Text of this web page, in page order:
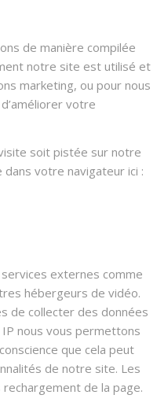
de manière compilée
notre site est utilisé et
marketing, ou pour nous
votre
soit pistée sur notre
votre navigateur ici :
externes comme
hébergeurs de vidéo.
de collecter des données
nous vous permettons
que cela peut
de notre site. Les
de la page.